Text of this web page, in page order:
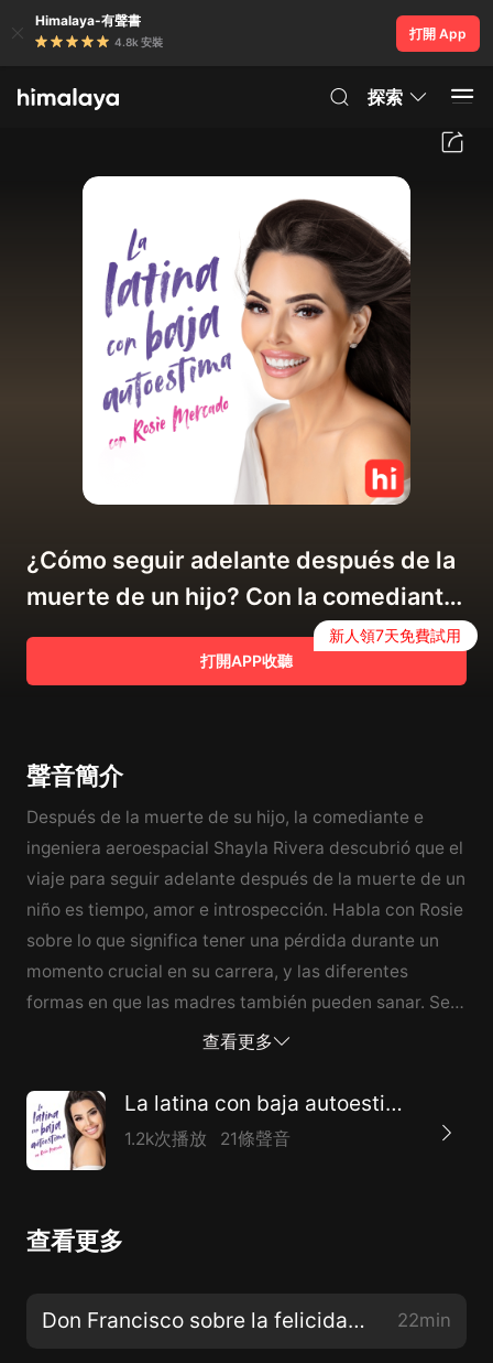
Himalaya-有聲書
4.8k 安裝
打開 App
探索
¿Cómo seguir adelante después de la
muerte de un hijo? Con la comediante
Shayla Rivera
打開APP收聽
新人領7天免費試用
聲音簡介
Después de la muerte de su hijo, la comediante e
ingeniera aeroespacial Shayla Rivera descubrió que el
viaje para seguir adelante después de la muerte de un
niño es tiempo, amor e introspección. Habla con Rosie
sobre lo que significa tener una pérdida durante un
momento crucial en su carrera, y las diferentes
formas en que las madres también pueden sanar. See
Privacy Policy at https://art19.com/privacy and
https://art19.com/privacy#do-not-sell-my-info.
查看更多
La latina con baja autoestima con Rosie Mercado
1.2k次播放 21條聲音
查看更多
Don Francisco sobre la felicidad, la carrera y la diferencia entre "hambre" y "apetito" 22min